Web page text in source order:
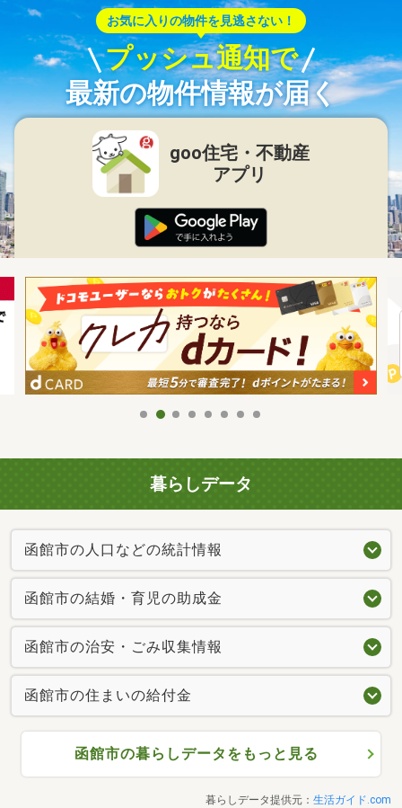
お気に入りの物件を見逃さない！
プッシュ通知で
最新の物件情報が届く
goo住宅・不動産
アプリ
暮らしデータ
函館市の人口などの統計情報
函館市の結婚・育児の助成金
函館市の治安・ごみ収集情報
函館市の住まいの給付金
函館市の暮らしデータをもっと見る
暮らしデータ提供元： 生活ガイド.com